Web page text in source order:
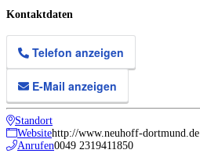
Kontaktdaten
Telefon anzeigen
E-Mail anzeigen
Standort
Websitehttp://www.neuhoff-dortmund.de
Anrufen0049 2319411850